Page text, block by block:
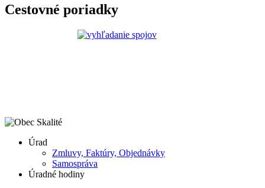
Cestovné poriadky
Úrad
Zmluvy, Faktúry, Objednávky
Samospráva
Úradné hodiny